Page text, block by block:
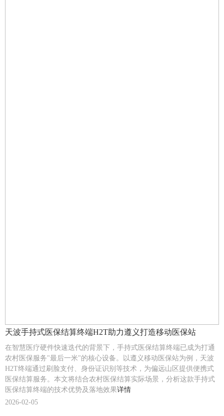
天波手持式医保结算终端H2T助力遵义打造移动医保站
在智慧医疗硬件快速迭代的背景下，手持式医保结算终端已成为打通
农村医保服务"最后一米"的核心设备。以遵义移动医保站为例，天波
H2T终端通过刷脸支付、身份证识别等技术，为偏远山区提供便携式
医保结算服务。本文将结合农村医保结算实际场景，分析这款手持式
医保结算终端的技术优势及落地效果详情
2026-02-05